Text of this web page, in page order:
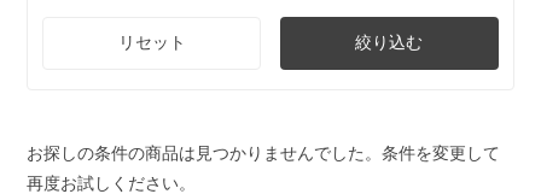
リセット 絞り込む
お探しの条件の商品は見つかりませんでした。条件を変更して
再度お試しください。